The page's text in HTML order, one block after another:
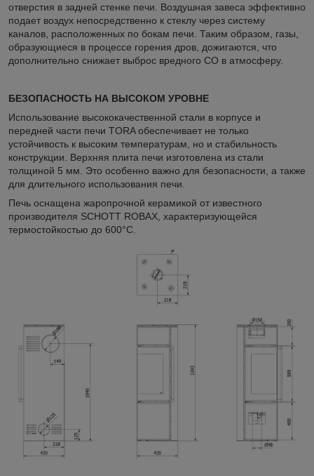
отверстия в задней стенке печи. Воздушная завеса эффективно
подает воздух непосредственно к стеклу через систему
каналов, расположенных по бокам печи. Таким образом, газы,
образующиеся в процессе горения дров, дожигаются, что
дополнительно снижает выброс вредного СО в атмосферу.
БЕЗОПАСНОСТЬ НА ВЫСОКОМ УРОВНЕ
Использование высококачественной стали в корпусе и
передней части печи TORA обеспечивает не только
устойчивость к высоким температурам, но и стабильность
конструкции. Верхняя плита печи изготовлена из стали
толщиной 5 мм. Это особенно важно для безопасности, а также
для длительного использования печи.
Печь оснащена жаропрочной керамикой от известного
производителя SCHOTT ROBAX, характеризующейся
термостойкостью до 600°C.